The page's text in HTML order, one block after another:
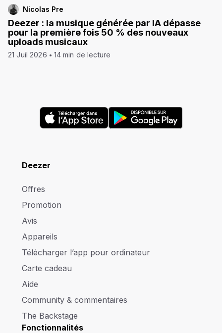
Nicolas Pre
Deezer : la musique générée par IA dépasse
pour la première fois 50 % des nouveaux
uploads musicaux
21 Juil 2026 14 min de lecture
Deezer
Offres
Promotion
Avis
Appareils
Télécharger l’app pour ordinateur
Carte cadeau
Aide
Community & commentaires
The Backstage
Fonctionnalités